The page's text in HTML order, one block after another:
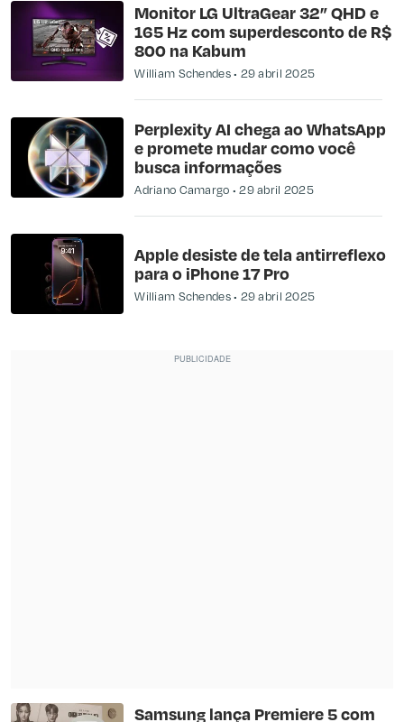
Monitor LG UltraGear 32” QHD e
165 Hz com superdesconto de R$
800 na Kabum
William Schendes 29 abril 2025
​Perplexity AI chega ao WhatsApp
e promete mudar como você
busca informações​
Adriano Camargo 29 abril 2025
Apple desiste de tela antirreflexo
para o iPhone 17 Pro
William Schendes 29 abril 2025
Samsung lança Premiere 5 com